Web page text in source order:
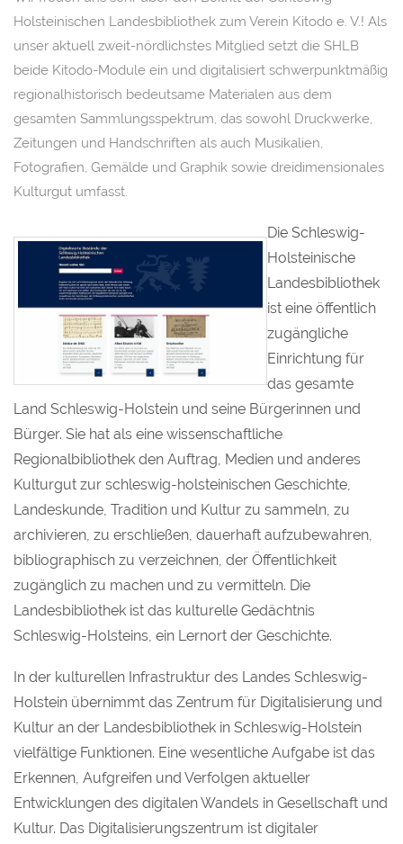
Holsteinischen Landesbibliothek zum Verein Kitodo e. V.! Als
unser aktuell zweit-nördlichstes Mitglied setzt die SHLB
beide Kitodo-Module ein und digitalisiert schwerpunktmäßig
regionalhistorisch bedeutsame Materialen aus dem
gesamten Sammlungsspektrum, das sowohl Druckwerke,
Zeitungen und Handschriften als auch Musikalien,
Fotografien, Gemälde und Graphik sowie dreidimensionales
Kulturgut umfasst.
Die Schleswig-
Holsteinische
Landesbibliothek
ist eine öffentlich
zugängliche
Einrichtung für
das gesamte
Land Schleswig-Holstein und seine Bürgerinnen und
Bürger. Sie hat als eine wissenschaftliche
Regionalbibliothek den Auftrag, Medien und anderes
Kulturgut zur schleswig-holsteinischen Geschichte,
Landeskunde, Tradition und Kultur zu sammeln, zu
archivieren, zu erschließen, dauerhaft aufzubewahren,
bibliographisch zu verzeichnen, der Öffentlichkeit
zugänglich zu machen und zu vermitteln. Die
Landesbibliothek ist das kulturelle Gedächtnis
Schleswig-Holsteins, ein Lernort der Geschichte.
In der kulturellen Infrastruktur des Landes Schleswig-
Holstein übernimmt das Zentrum für Digitalisierung und
Kultur an der Landesbibliothek in Schleswig-Holstein
vielfältige Funktionen. Eine wesentliche Aufgabe ist das
Erkennen, Aufgreifen und Verfolgen aktueller
Entwicklungen des digitalen Wandels in Gesellschaft und
Kultur. Das Digitalisierungszentrum ist digitaler